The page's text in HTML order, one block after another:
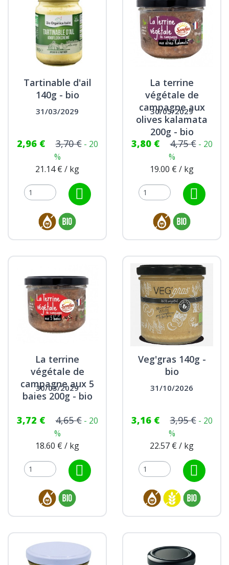
Tartinable d'ail
140g - bio
31/03/2029
2,96 € 3,70 € - 20
%
21.14 € / kg
La terrine
végétale de
campagne aux
olives kalamata
200g - bio
30/05/2029
3,80 € 4,75 € - 20
%
19.00 € / kg
La terrine
végétale de
campagne aux 5
baies 200g - bio
30/03/2029
3,72 € 4,65 € - 20
%
18.60 € / kg
Veg'gras 140g -
bio
31/10/2026
3,16 € 3,95 € - 20
%
22.57 € / kg